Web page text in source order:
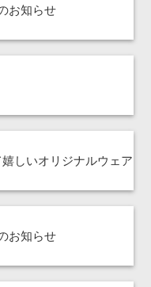
お知らせ
しいオリジナルウェア
お知らせ